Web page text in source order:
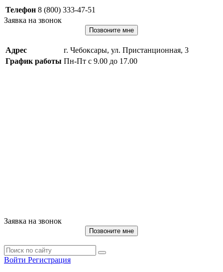
Телефон 8 (800) 333-47-51
Заявка на звонок
Позвоните мне
Адрес
г. Чебоксары, ул. Пристанционная, 3
График работы Пн-Пт с 9.00 до 17.00
Заявка на звонок
Позвоните мне
Войти Регистрация